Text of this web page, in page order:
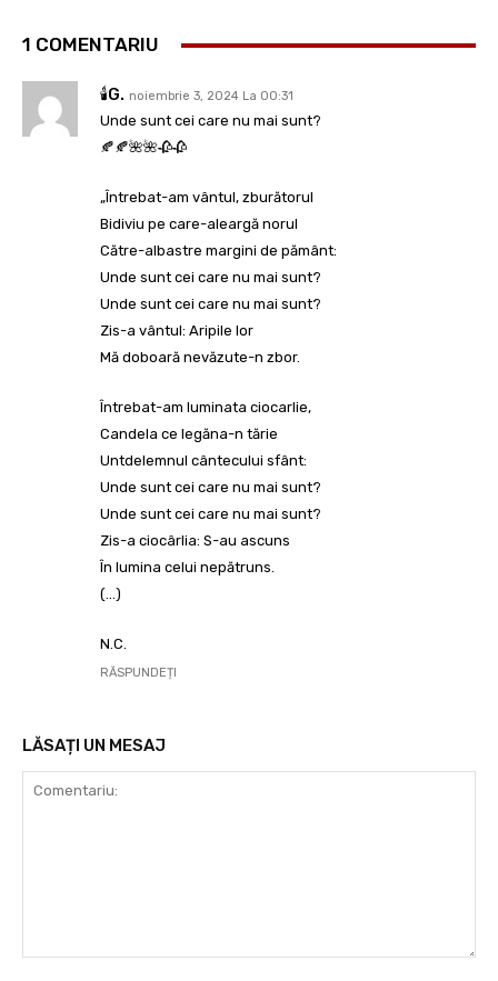
1 COMENTARIU
🕯️g. noiembrie 3, 2024 La 00:31
Unde sunt cei care nu mai sunt?
🍂🍂🌺🌺🥀🥀
„Întrebat-am vântul, zburătorul
Bidiviu pe care-aleargă norul
Către-albastre margini de pământ:
Unde sunt cei care nu mai sunt?
Unde sunt cei care nu mai sunt?
Zis-a vântul: Aripile lor
Mă doboară nevăzute-n zbor.
Întrebat-am luminata ciocarlie,
Candela ce legăna-n tărie
Untdelemnul cântecului sfânt:
Unde sunt cei care nu mai sunt?
Unde sunt cei care nu mai sunt?
Zis-a ciocârlia: S-au ascuns
În lumina celui nepătruns.
(…)
N.C.
RĂSPUNDEȚI
LĂSAȚI UN MESAJ